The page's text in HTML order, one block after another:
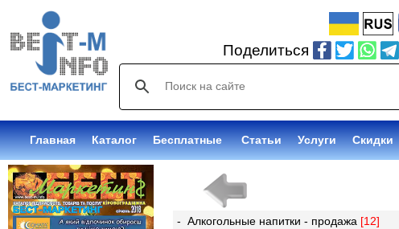
Поделиться
Главная Каталог Бесплатные Статьи Услуги Скидки
- Алкогольные напитки - продажа [12]